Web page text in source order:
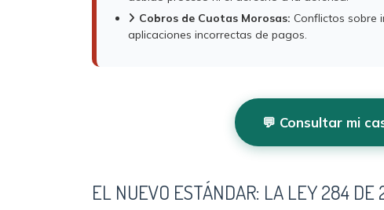
Cobros de Cuotas Morosas: Conflictos sobre
aplicaciones incorrectas de pagos.
💬 Consultar mi
EL NUEVO ESTÁNDAR: LA LEY 284 DE